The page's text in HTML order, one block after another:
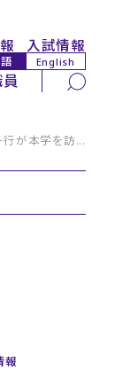
入試情報
English
行が本学を訪...
報